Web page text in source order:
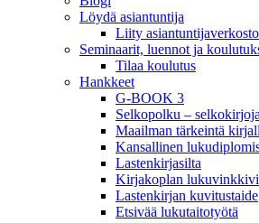
Löydä asiantuntija
Liity
Seminaarit, luennot ja
Tilaa koulutus
Hankkeet
G-BOOK 3
Selkopolku –
Maailman tärkeintä
Kansallinen
Lastenkirjasilta
Kirjakoplan
Lastenkirjan kuvitustaide
Etsivää lukutaitotyötä